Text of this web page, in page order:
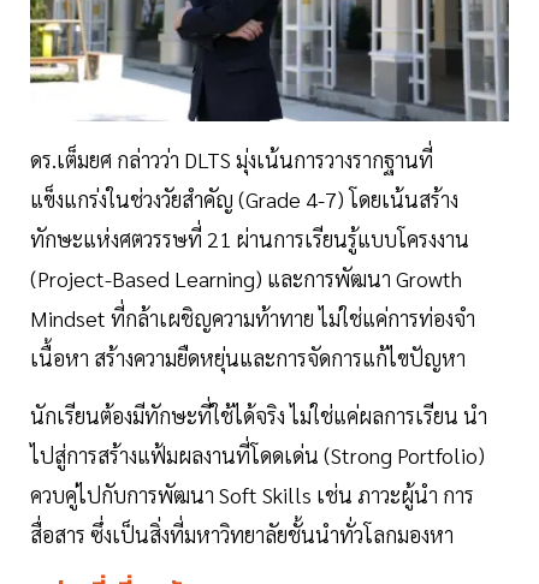
ดร.เต็มยศ กล่าวว่า DLTS มุ่งเน้นการวางรากฐานที่
แข็งแกร่งในช่วงวัยสำคัญ (Grade 4-7) โดยเน้นสร้าง
ทักษะแห่งศตวรรษที่ 21 ผ่านการเรียนรู้แบบโครงงาน
(Project-Based Learning) และการพัฒนา Growth
Mindset ที่กล้าเผชิญความท้าทาย ไม่ใช่แค่การท่องจำ
เนื้อหา สร้างความยืดหยุ่นและการจัดการแก้ไขปัญหา
นักเรียนต้องมีทักษะที่ใช้ได้จริง ไม่ใช่แค่ผลการเรียน นำ
ไปสู่การสร้างแฟ้มผลงานที่โดดเด่น (Strong Portfolio)
ควบคู่ไปกับการพัฒนา Soft Skills เช่น ภาวะผู้นำ การ
สื่อสาร ซึ่งเป็นสิ่งที่มหาวิทยาลัยชั้นนำทั่วโลกมองหา